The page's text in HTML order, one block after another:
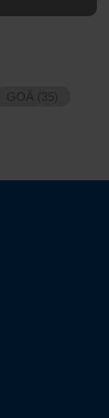
GOÄ (35)